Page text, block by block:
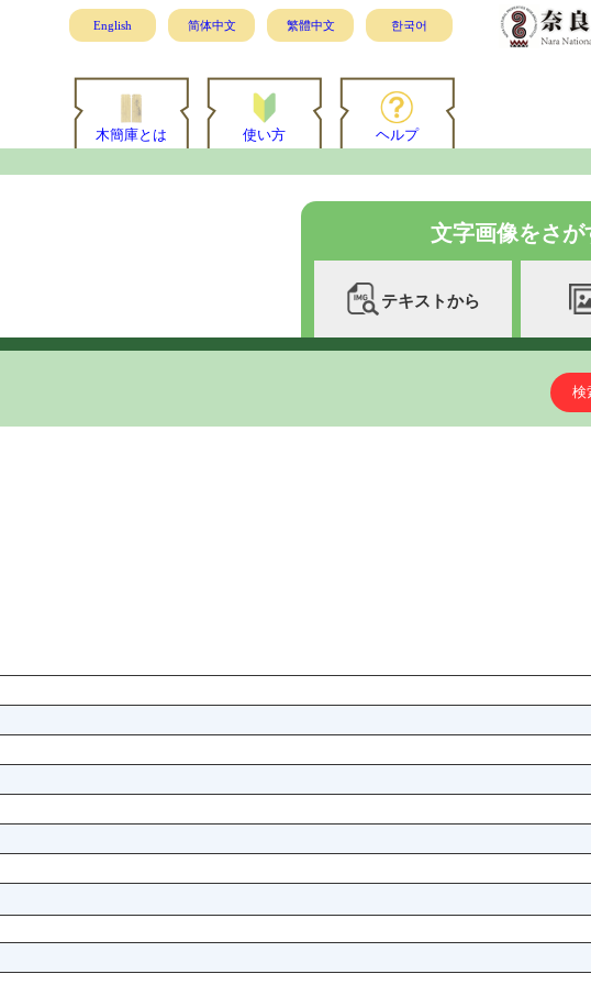
English 简体中文 繁體中文 한국어
木簡庫とは 使い方 ヘルプ
文字画像をさが
テキストから
検